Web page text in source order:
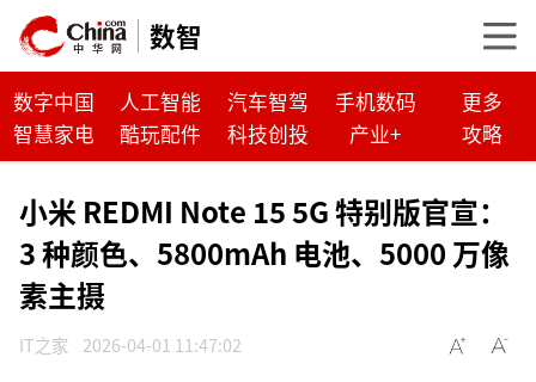
数智
数字中国 人工智能 汽车智驾 手机数码
更多
智慧家电
酷玩配件 科技创投 产业+ 攻略
小米 REDMI Note 15 5G 特别版官宣：
3 种颜色、5800mAh 电池、5000 万像
素主摄
IT之家 2026-04-01 11:47:02